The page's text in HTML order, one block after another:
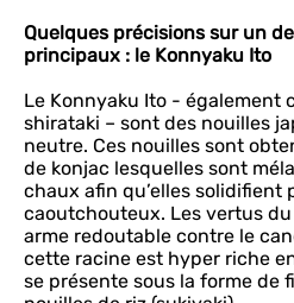
Quelques précisions sur un
principaux : le Konnyaku Ito
Le Konnyaku Ito - également
shirataki – sont des nouilles
neutre. Ces nouilles sont
de konjac lesquelles sont
chaux afin qu’elles solidifient
caoutchouteux. Les vertus
arme redoutable contre le
cette racine est hyper riche
se présente sous la forme de